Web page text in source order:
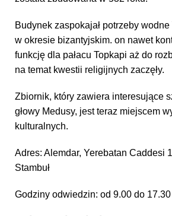
Budynek zaspokajał potrzeby
w okresie bizantyjskim. on nawet
funkcję dla pałacu Topkapi aż do
na temat kwestii religijnych zaczęły.
Zbiornik, który zawiera interesujące
głowy Medusy, jest teraz miejscem
kulturalnych.
Adres: Alemdar, Yerebatan Caddesi
Stambuł
Godziny odwiedzin: od 9.00 do 17.30